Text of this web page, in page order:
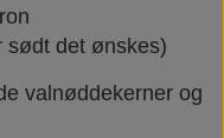
sødt det ønskes)
valnøddekerner og